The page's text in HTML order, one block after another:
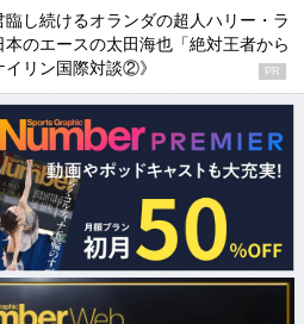
し続けるオランダの超人ハリー・ラ
本のエースの太田海也「絶対王者から
リン国際対談②》
PR